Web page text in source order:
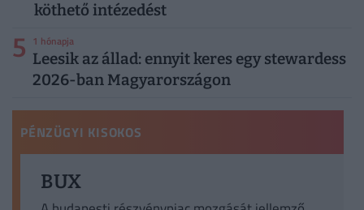
köthető intézedést
5 1 hónapja
Leesik az állad: ennyit keres egy stewardess
2026-ban Magyarországon
PÉNZÜGYI KISOKOS
BUX